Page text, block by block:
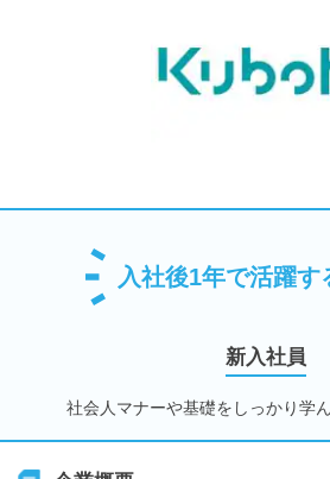
入社後1年で活躍す
新入社員
社会人マナーや基礎をしっかり学